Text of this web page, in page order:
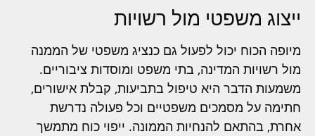
ייצוג משפטי מול רשויות
מיופה הכוח יכול לפעול גם כנציג משפטי של הממנה
מול רשויות המדינה, בתי משפט ומוסדות ציבוריים.
משמעות הדבר היא טיפול בתביעות, קבלת אישורים,
חתימה על מסמכים משפטיים וכל פעולה נדרשת
אחרת, בהתאם להנחיות הממונה. ייפוי כוח מתמשך